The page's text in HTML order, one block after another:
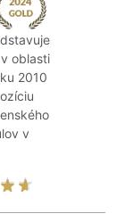
oblasti
2010
v